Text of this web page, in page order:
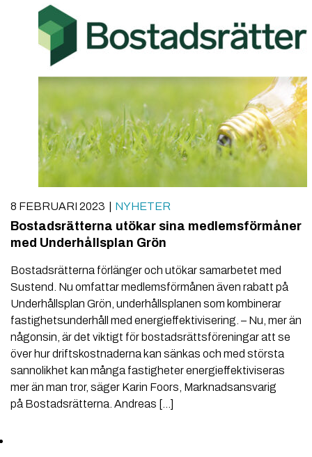
8 FEBRUARI 2023 NYHETER
Bostadsrätterna utökar sina medlemsförmåner
med Underhållsplan Grön
Bostadsrätterna förlänger och utökar samarbetet med
Sustend. Nu omfattar medlemsförmånen även rabatt på
Underhållsplan Grön, underhållsplanen som kombinerar
fastighetsunderhåll med energieffektivisering. – Nu, mer än
någonsin, är det viktigt för bostadsrättsföreningar att se
över hur driftskostnaderna kan sänkas och med största
sannolikhet kan många fastigheter energieffektiviseras
mer än man tror, säger Karin Foors, Marknadsansvarig
på Bostadsrätterna. Andreas […]